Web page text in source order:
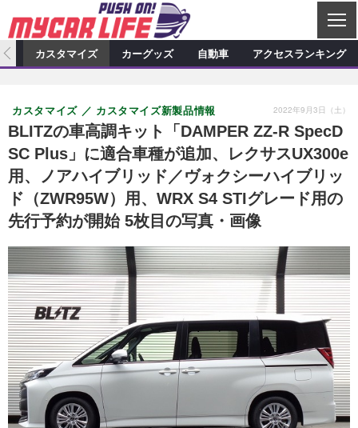
C
L
S
カーオーディオ
プロショップ検索
カーオーディオニュース デモカー製作記
その他
カスタマイズ特集記事
カスタマイズニュース
カーグッズ
カーグッズ特集記事 カーグッズ新製品情報
カーグッズニュース
自動車
ニュース 試乗記
スクープ
アクセスランキング
カスタマイズ カーグッズ 自動車 アクセスランキング
BLITZの車高調キット「DAMPER ZZ-R SpecD
SC Plus」に適合車種が追加、レクサスUX300e
用、ノアハイブリッド／ヴォクシーハイブリッ
ド（ZWR95W）用、WRX S4 STIグレード用の
先行予約が開始 5枚目の写真・画像
カスタマイズ カスタマイズ新製品情報 2022年9月3日（土）